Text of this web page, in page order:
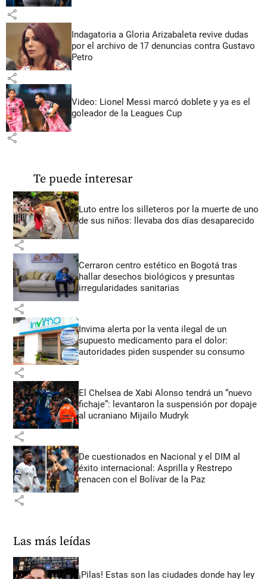
share
Indagatoria a Gloria Arizabaleta revive dudas
por el archivo de 17 denuncias contra Gustavo
Petro
share
Video: Lionel Messi marcó doblete y ya es el
goleador de la Leagues Cup
share
Te puede interesar
Luto entre los silleteros por la muerte de uno
de sus niños: llevaba dos días desaparecido
share
Cerraron centro estético en Bogotá tras
hallar desechos biológicos y presuntas
irregularidades sanitarias
share
Invima alerta por la venta ilegal de un
supuesto medicamento para el dolor:
autoridades piden suspender su consumo
share
El Chelsea de Xabi Alonso tendrá un “nuevo
fichaje”: levantaron la suspensión por dopaje
al ucraniano Mijailo Mudryk
share
De cuestionados en Nacional y el DIM al
éxito internacional: Asprilla y Restrepo
renacen con el Bolívar de la Paz
share
Las más leídas
¡Pilas! Estas son las ciudades donde hay ley